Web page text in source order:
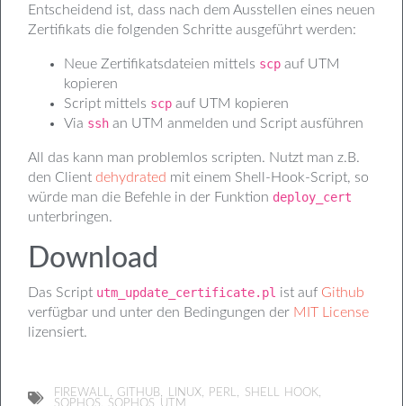
Entscheidend ist, dass nach dem Ausstellen eines neuen
Zertifikats die folgenden Schritte ausgeführt werden:
Neue Zertifikatsdateien mittels scp auf UTM
kopieren
Script mittels scp auf UTM kopieren
Via ssh an UTM anmelden und Script ausführen
All das kann man problemlos scripten. Nutzt man z.B.
den Client dehydrated mit einem Shell-Hook-Script, so
würde man die Befehle in der Funktion deploy_cert
unterbringen.
Download
Das Script utm_update_certificate.pl ist auf Github
verfügbar und unter den Bedingungen der MIT License
lizensiert.
FIREWALL, GITHUB, LINUX, PERL, SHELL HOOK,